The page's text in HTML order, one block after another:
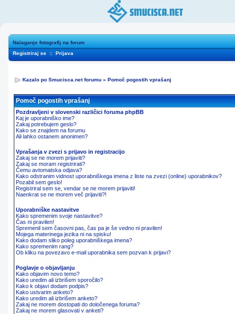
Nalaganje fotografij na forum
Registriraj se :: Prijava
Kazalo po Smucisca.net forumu » Pomoč pogostih vprašanj
Pomoč pogostih vprašanj
Pozdravljeni v slovenski različici foruma phpBB
Kaj je uporabniško ime?
Zakaj potrebujem geslo?
Kako se znajdem na forumu
Ali lahko ostanem anonimen?
Vprašanja v zvezi s prijavo in registracijo
Zakaj se ne morem prijaviti?
Zakaj se moram registrirati?
Čemu avtomatska odjava?
Kako odstranim vidnost uporabniškega imena z liste na zvezi (online) uporabnikov?
Pozabil sem geslo!
Registriral sem se, vendar se ne morem prijaviti!
Naenkrat se ne morem več prijaviti?!
Uporabniške nastavitve
Kako spremenim svoje nastavitve?
Čas ni pravilen!
Spremenil sem časovni pas, čas pa je še vedno ni pravilen!
Mojega materinega jezika ni na spisku!
Kako dodam sliko poleg uporabniškega imena?
Kako spremenim rang?
Ob kliku na povezavo e-mail uporabnika sem pozvan k prijavi?
Poglavje o objavljanju
Kako objavim novo temo?
Kako uredim ali izbrišem sporočilo?
Kako k objavi dodam podpis?
Kako ustvarim anketo?
Kako uredim ali izbrišem anketo?
Zakaj ne morem dostopati do določenega foruma?
Zakaj ne morem glasovati v anketi?